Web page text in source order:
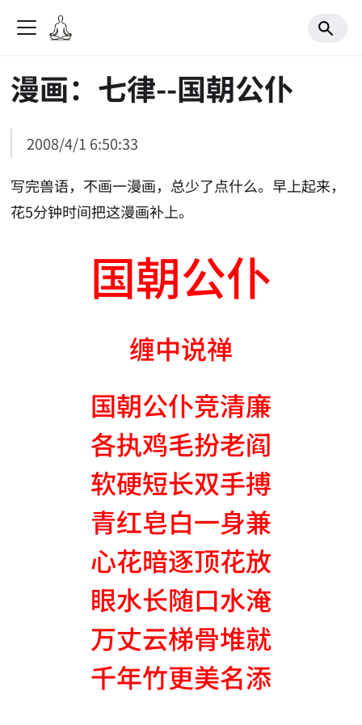
漫画：七律--国朝公仆
2008/4/1 6:50:33
写完兽语，不画一漫画，总少了点什么。早上起来，
花5分钟时间把这漫画补上。
国朝公仆
缠中说禅
国朝公仆竞清廉
各执鸡毛扮老阎
软硬短长双手搏
青红皂白一身兼
心花暗逐顶花放
眼水长随口水淹
万丈云梯骨堆就
千年竹更美名添